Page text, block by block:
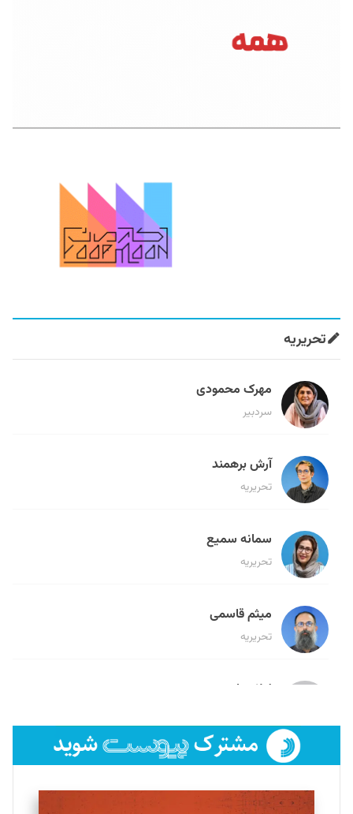
تحریریه
مهرک محمودی
سردبیر
آرش برهمند
تحریریه
سمانه سمیع
تحریریه
میثم قاسمی
تحریریه
لیلا حنارود
فائزه فتحی رستمی
تحریریه